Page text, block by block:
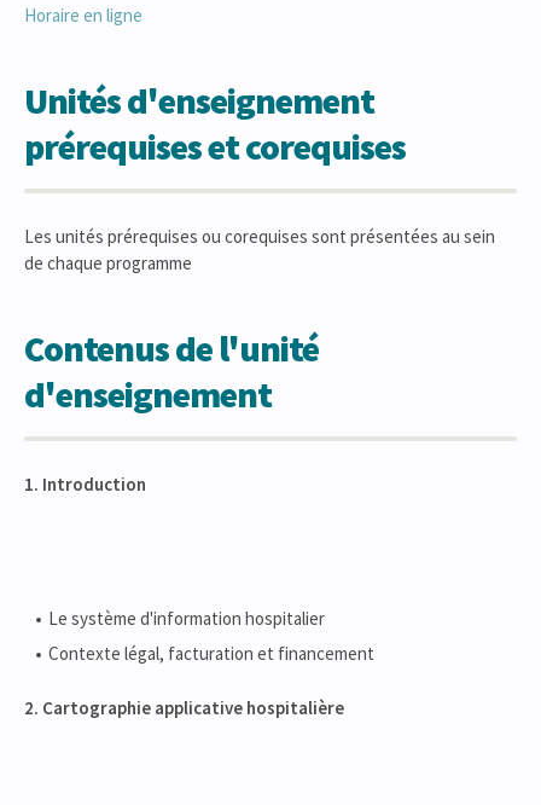
Horaire en ligne
Unités d'enseignement
prérequises et corequises
Les unités prérequises ou corequises sont présentées au sein
de chaque programme
Contenus de l'unité
d'enseignement
1. Introduction
Le système d'information hospitalier
Contexte légal, facturation et financement
2. Cartographie applicative hospitalière